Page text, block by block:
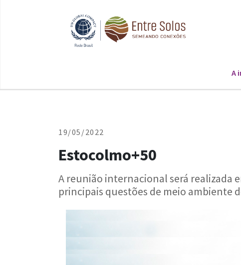
A
19/05/2022
Estocolmo+50
A reunião internacional será realizada
principais questões de meio ambiente